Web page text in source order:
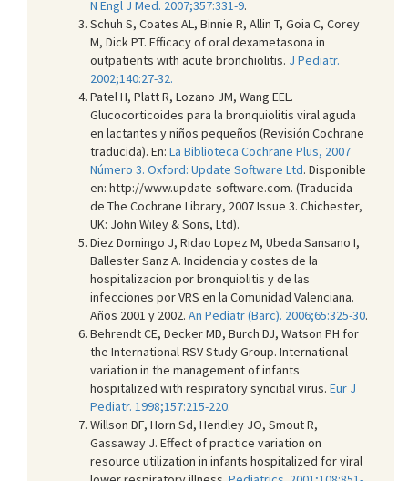
N Engl J Med. 2007;357:331-9.
Schuh S, Coates AL, Binnie R, Allin T, Goia C, Corey
M, Dick PT. Efficacy of oral dexametasona in
outpatients with acute bronchiolitis. J Pediatr.
2002;140:27-32.
Patel H, Platt R, Lozano JM, Wang EEL.
Glucocorticoides para la bronquiolitis viral aguda
en lactantes y niños pequeños (Revisión Cochrane
traducida). En: La Biblioteca Cochrane Plus, 2007
Número 3. Oxford: Update Software Ltd. Disponible
en: http://www.update-software.com. (Traducida
de The Cochrane Library, 2007 Issue 3. Chichester,
UK: John Wiley & Sons, Ltd).
Diez Domingo J, Ridao Lopez M, Ubeda Sansano I,
Ballester Sanz A. Incidencia y costes de la
hospitalizacion por bronquiolitis y de las
infecciones por VRS en la Comunidad Valenciana.
Años 2001 y 2002. An Pediatr (Barc). 2006;65:325-30.
Behrendt CE, Decker MD, Burch DJ, Watson PH for
the International RSV Study Group. International
variation in the management of infants
hospitalized with respiratory syncitial virus. Eur J
Pediatr. 1998;157:215-220.
Willson DF, Horn Sd, Hendley JO, Smout R,
Gassaway J. Effect of practice variation on
resource utilization in infants hospitalized for viral